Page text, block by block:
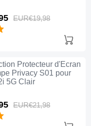
EUR€19,98
Protecteur d'Ecran
Privacy S01 pour
5G Clair
EUR€21,98